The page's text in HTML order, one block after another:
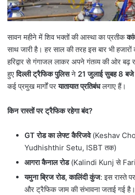
सावन महीने में शिव भक्तों की आस्था का प्रतीक
साथ जारी है। हर साल की तरह इस बार भी हजारों
हरिद्वार से गंगाजल लाकर अपने गंतव्य की ओर बढ़
हुएदिल्ली ट्रैफिक पुलिसने 21जुलाई सुबह 8
कई प्रमुख मार्गों परयातायात प्रतिबंधलगाए हैं।
किन रास्तों पर ट्रैफिक रहेगा बंद?
GTरोड का लेफ्ट कैरिजवे(Keshav
Yudhishthir Setu, ISBT तक)
आगरा कैनाल रोड(Kalindi Kunj से
यमुना ब्रिज रोड,कालिंदी कुंज: इस रास्ते
और ट्रैफिक जाम की संभावना जताई गई है।